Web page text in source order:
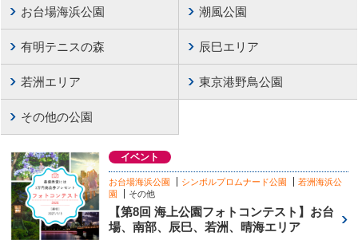
お台場海浜公園 潮風公園
有明テニスの森 辰巳エリア
若洲エリア 東京港野鳥公園
その他の公園
イベント
お台場海浜公園 シンボルプロムナード公園
若洲海浜公
園
その他
【第8回 海上公園フォトコンテスト】お台
場、南部、辰巳、若洲、晴海エリア